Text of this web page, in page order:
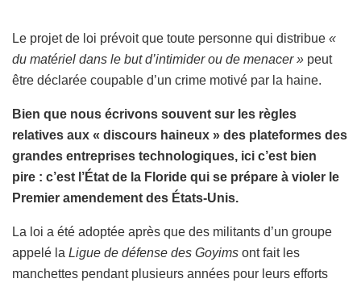
Le projet de loi prévoit que toute personne qui distribue «
du matériel dans le but d’intimider ou de menacer » peut
être déclarée coupable d’un crime motivé par la haine.
Bien que nous écrivons souvent sur les règles
relatives aux « discours haineux » des plateformes des
grandes entreprises technologiques, ici c’est bien
pire : c’est l’État de la Floride qui se prépare à violer le
Premier amendement des États-Unis.
La loi a été adoptée après que des militants d’un groupe
appelé la Ligue de défense des Goyims ont fait les
manchettes pendant plusieurs années pour leurs efforts